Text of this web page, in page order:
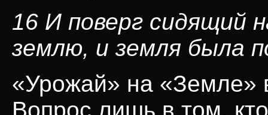
16 И поверг сидящий
землю, и земля была
«Урожай» на «Земле»